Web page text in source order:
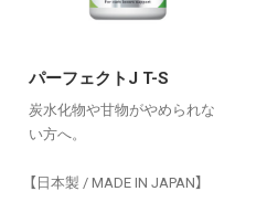
パーフェクトJ T-S
炭水化物や甘物がやめられな
い方へ。
【日本製 / MADE IN JAPAN】